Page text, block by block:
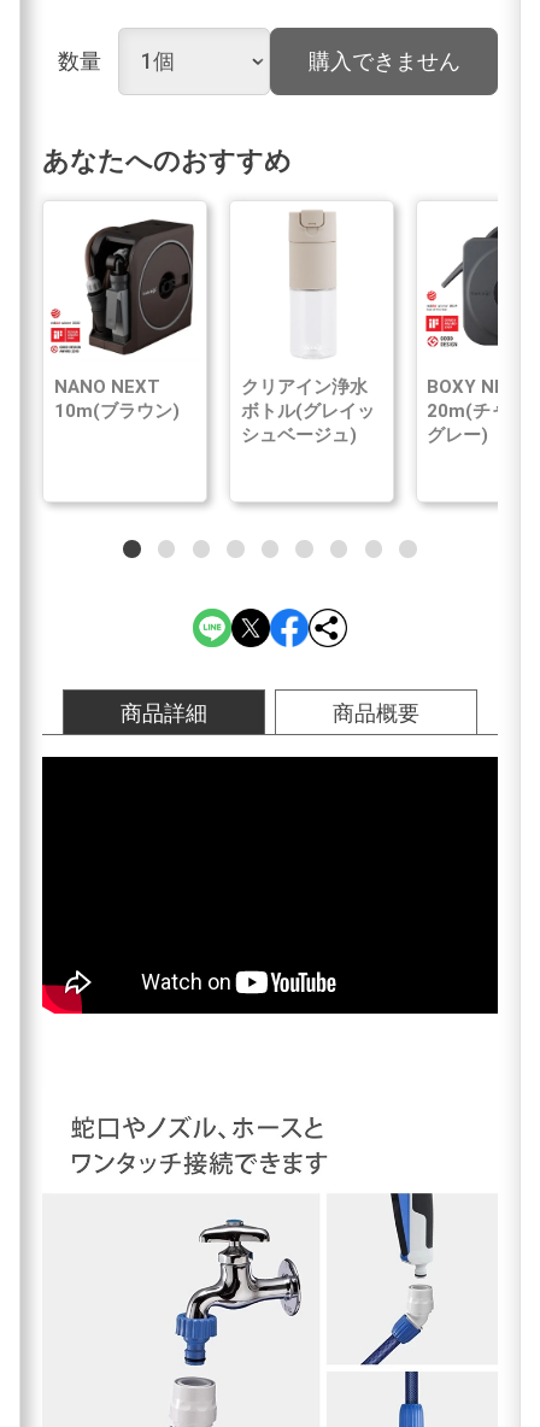
数量 購入できません
あなたへのおすすめ
NANO NEXT
10m(ブラウン)
クリアイン浄水
ボトル(グレイッ
シュベージュ)
BOXY NEXT
20m(チャコ
グレー)
商品詳細 商品概要